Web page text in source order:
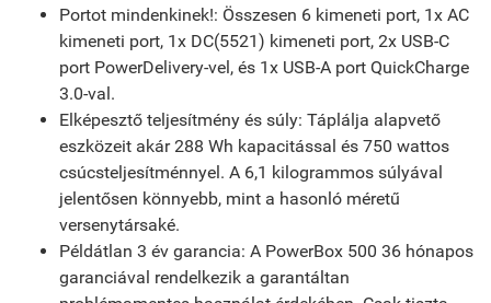
Portot mindenkinek!: Összesen 6 kimeneti port, 1x AC
kimeneti port, 1x DC(5521) kimeneti port, 2x USB-C
port PowerDelivery-vel, és 1x USB-A port QuickCharge
3.0-val.
Elképesztő teljesítmény és súly: Táplálja alapvető
eszközeit akár 288 Wh kapacitással és 750 wattos
csúcsteljesítménnyel. A 6,1 kilogrammos súlyával
jelentősen könnyebb, mint a hasonló méretű
versenytársaké.
Példátlan 3 év garancia: A PowerBox 500 36 hónapos
garanciával rendelkezik a garantáltan